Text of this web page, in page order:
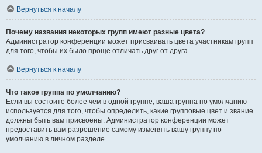
Вернуться к началу
Почему названия некоторых групп имеют разные цвета?
Администратор конференции может присваивать цвета участникам групп
для того, чтобы их было проще отличать друг от друга.
Вернуться к началу
Что такое группа по умолчанию?
Если вы состоите более чем в одной группе, ваша группа по умолчанию
используется для того, чтобы определить, какие групповые цвет и звание
должны быть вам присвоены. Администратор конференции может
предоставить вам разрешение самому изменять вашу группу по
умолчанию в личном разделе.